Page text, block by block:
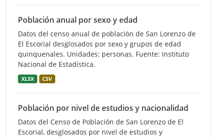
Población anual por sexo y edad
Datos del censo anual de población de San Lorenzo de
El Escorial desglosados por sexo y grupos de edad
quinquenales. Unidades: personas. Fuente: Instituto
Nacional de Estadística.
XLSX CSV
Población por nivel de estudios y nacionalidad
Datos del Censo de Población de San Lorenzo de El
Escorial, desglosados por nivel de estudios y